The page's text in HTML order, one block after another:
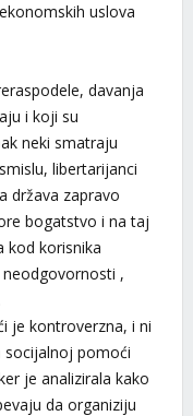
uslova
davanja
i koji su
neki smatraju
libertarijanci
država zapravo
bogatstvo i na taj
kod korisnika
,
je kontroverzna, i ni
socijalnoj pomoći
je analizirala kako
da organiziju